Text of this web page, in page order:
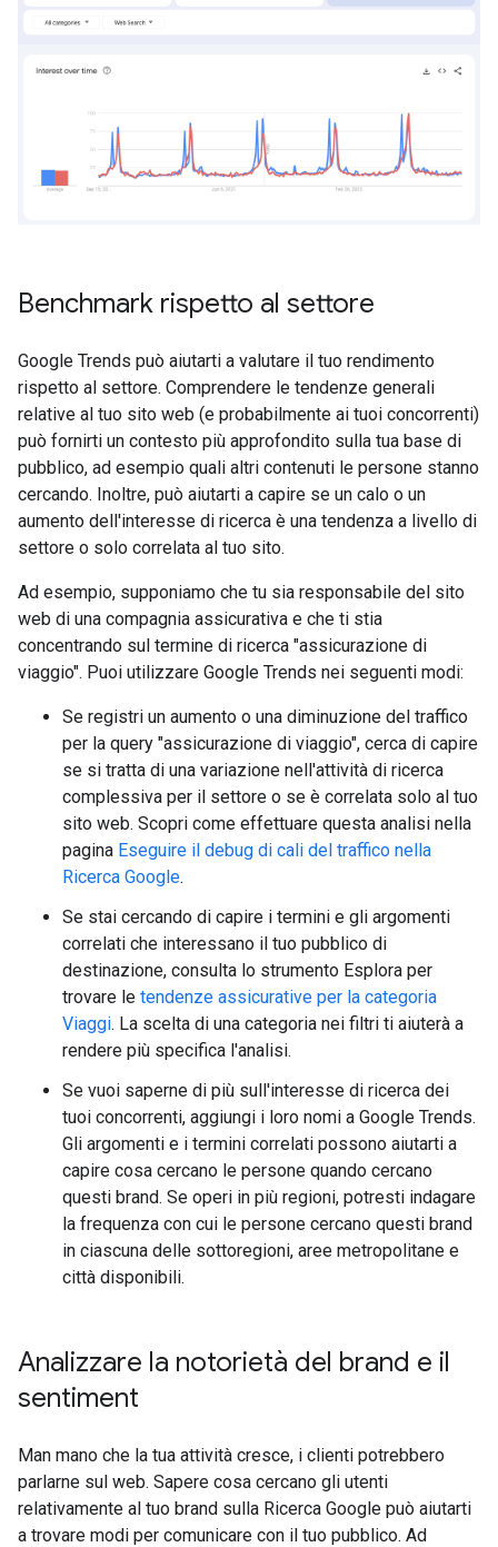
Benchmark rispetto al settore
Google Trends può aiutarti a valutare il tuo rendimento
rispetto al settore. Comprendere le tendenze generali
relative al tuo sito web (e probabilmente ai tuoi concorrenti)
può fornirti un contesto più approfondito sulla tua base di
pubblico, ad esempio quali altri contenuti le persone stanno
cercando. Inoltre, può aiutarti a capire se un calo o un
aumento dell'interesse di ricerca è una tendenza a livello di
settore o solo correlata al tuo sito.
Ad esempio, supponiamo che tu sia responsabile del sito
web di una compagnia assicurativa e che ti stia
concentrando sul termine di ricerca "assicurazione di
viaggio". Puoi utilizzare Google Trends nei seguenti modi:
Se registri un aumento o una diminuzione del traffico
per la query "assicurazione di viaggio", cerca di capire
se si tratta di una variazione nell'attività di ricerca
complessiva per il settore o se è correlata solo al tuo
sito web. Scopri come effettuare questa analisi nella
pagina Eseguire il debug di cali del traffico nella
Ricerca Google.
Se stai cercando di capire i termini e gli argomenti
correlati che interessano il tuo pubblico di
destinazione, consulta lo strumento Esplora per
trovare le tendenze assicurative per la categoria
Viaggi. La scelta di una categoria nei filtri ti aiuterà a
rendere più specifica l'analisi.
Se vuoi saperne di più sull'interesse di ricerca dei
tuoi concorrenti, aggiungi i loro nomi a Google Trends.
Gli argomenti e i termini correlati possono aiutarti a
capire cosa cercano le persone quando cercano
questi brand. Se operi in più regioni, potresti indagare
la frequenza con cui le persone cercano questi brand
in ciascuna delle sottoregioni, aree metropolitane e
città disponibili.
Analizzare la notorietà del brand e il
sentiment
Man mano che la tua attività cresce, i clienti potrebbero
parlarne sul web. Sapere cosa cercano gli utenti
relativamente al tuo brand sulla Ricerca Google può aiutarti
a trovare modi per comunicare con il tuo pubblico. Ad